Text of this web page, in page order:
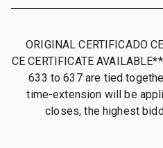
**ORIGINAL CERTIFICADO
CE CERTIFICATE
633 to 637 are tied
time-extension will be
closes, the highest